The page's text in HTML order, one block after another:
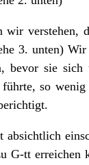
verstehen,
3. unten)
bevor sie
so wenig
G-tt